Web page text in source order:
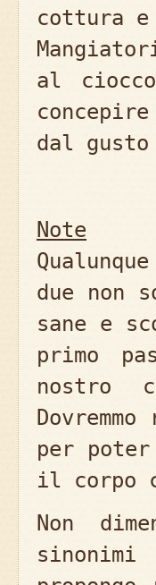
cottura e
al
dal gusto
Note
due non
sane e
primo
nostro
per
il corpo
Non